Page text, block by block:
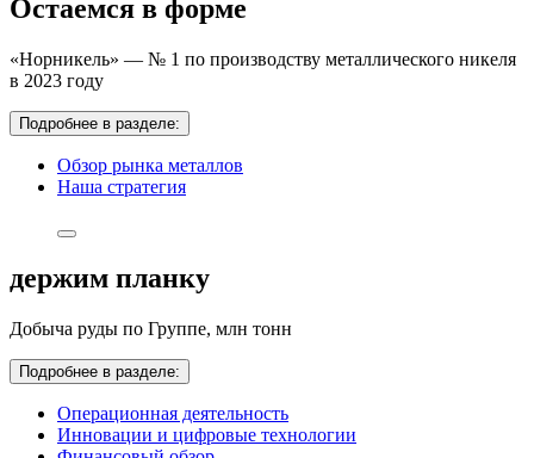
Остаемся в форме
«Норникель» — № 1 по производству металлического никеля
в 2023 году
Подробнее в разделе:
Обзор рынка металлов
Наша стратегия
держим планку
Добыча руды по Группе, млн тонн
Подробнее в разделе:
Операционная деятельность
Инновации и цифровые технологии